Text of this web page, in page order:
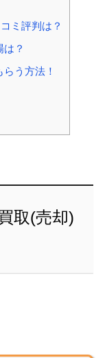
ミ評判は？
？
う方法！
取(売却)